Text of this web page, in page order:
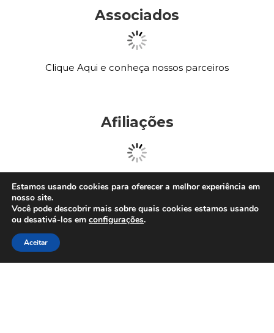
Associados
Clique Aqui e conheça nossos parceiros
Afiliações
Estamos usando cookies para oferecer a melhor experiência em
nosso site.
Você pode descobrir mais sobre quais cookies estamos usando
ou desativá-los em configurações.
Aceitar